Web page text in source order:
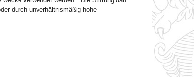
durch unverhältnismäßig hohe